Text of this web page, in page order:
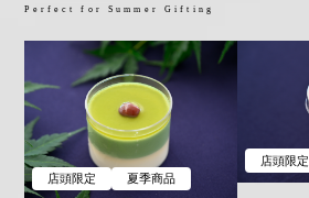
Perfect for Summer Gifting
店頭限定 夏季商品
店頭限定